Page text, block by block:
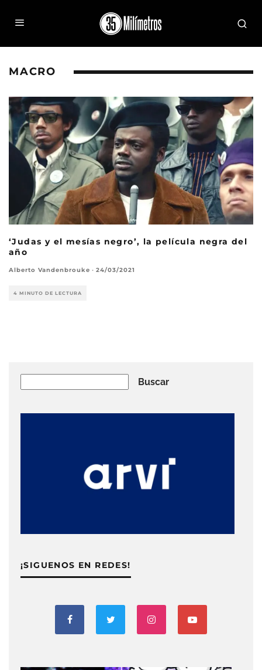
MACRO
‘Judas y el mesías negro’, la película negra del
año
Alberto Vandenbrouke · 24/03/2021
4 MINUTO DE LECTURA
Buscar
¡SIGUENOS EN REDES!